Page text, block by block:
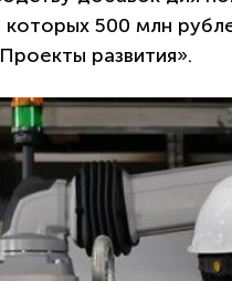
которых 500 млн
развития».